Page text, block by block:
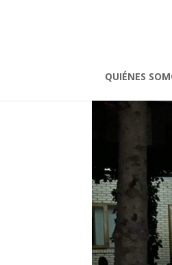
QUIÉNES
poradmin| Ago